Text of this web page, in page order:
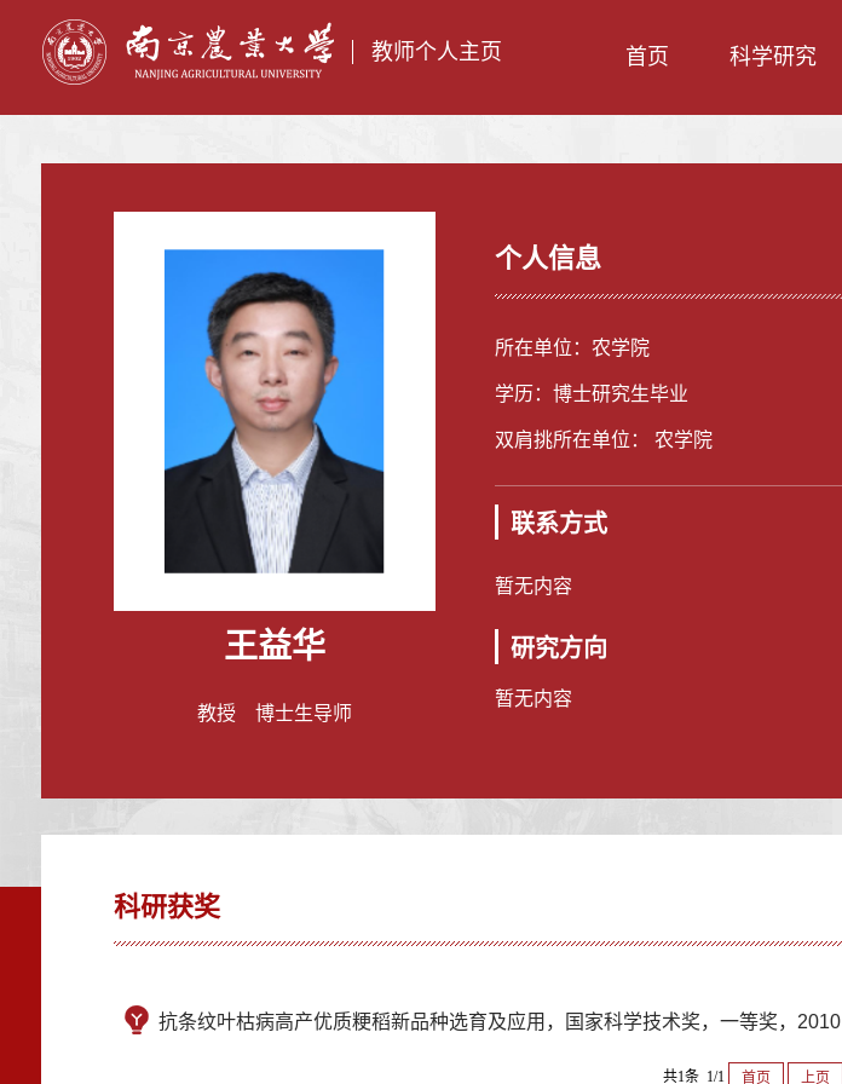
教师个人主页 首页 科学研究
王益华
教授 博士生导师
个人信息
所在单位：农学院
学历：博士研究生毕业
双肩挑所在单位： 农学院
联系方式
暂无内容
研究方向
暂无内容
科研获奖
抗条纹叶枯病高产优质粳稻新品种选育及应用，国家科学技术奖，一等奖，2010
共1条 1/1 首页 上页